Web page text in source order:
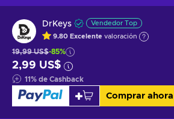
DrKeys Vendedor Top
9.80 Excelente valoración
19,99 US$-85%
2,99 US$
11% de Cashback
Comprar ahora